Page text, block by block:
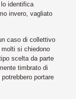
identifica
invero, vagliato
caso di collettivo
si chiedono
scelta da parte
timbrato di
portare